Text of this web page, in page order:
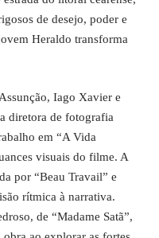
de desejo, poder e
Heraldo transforma
Iago Xavier e
diretora de fotografia
em “A Vida
visuais do filme. A
por “Beau Travail” e
rítmica à narrativa.
de “Madame Satã”,